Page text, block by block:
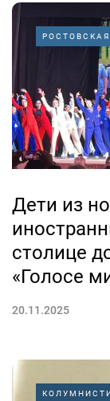
Дети из
столице
«Голосе
20.11.2025